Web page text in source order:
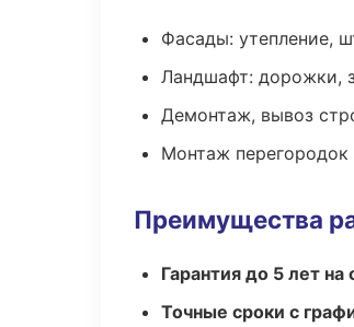
Фасады: утепление,
Ландшафт: дорожки,
Демонтаж, вывоз
Монтаж перегородок
Преимущества
Гарантия до 5 лет
Точные сроки с